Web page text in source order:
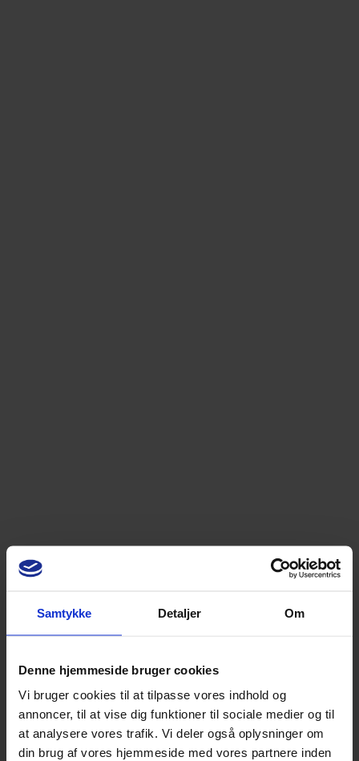
Samtykke Detaljer Om
Denne hjemmeside bruger cookies
Vi bruger cookies til at tilpasse vores indhold og
annoncer, til at vise dig funktioner til sociale medier og til
at analysere vores trafik. Vi deler også oplysninger om
din brug af vores hjemmeside med vores partnere inden